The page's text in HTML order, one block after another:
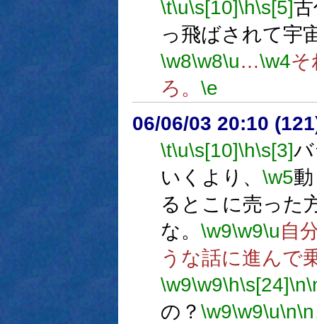
\t\u\s[10]\h\s[5]
っ飛ばされて宇
\w8\w8\u…\w4そ
ろ。 \e
06/06/03 20:10
\t\u\s[10]\h\s[3]
いくより、 \w5
るとこに売った
な。 \w9\w9\u自
うな話に進んで
\w9\w9\h\s[24]\n
の？ \w9\w9\u\n\n